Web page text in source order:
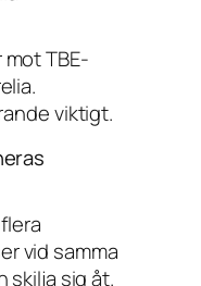
TBE-
viktigt.
vid samma
skilja sig åt.